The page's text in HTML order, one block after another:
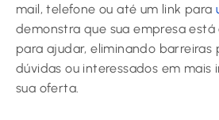
mail, telefone ou até um link para
demonstra que sua empresa
para ajudar, eliminando barreiras
dúvidas ou interessados em mais
sua oferta.